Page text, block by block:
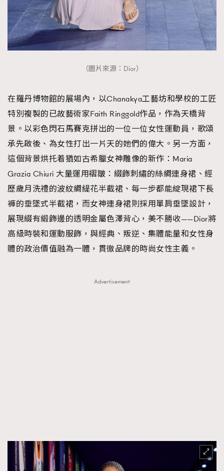
（圖片來源：Dior）
在羅丹博物館的展場內，以Chanakya工藝坊和學校的工匠
特別複製的已故藝術家Faith Ringgold作品，作為天橋背
景。以彩色閃石馬賽克拼出的一位一位女性運動員，歌頌
承先啟後、為女性打出一片天的她們的偉大。另一方面，
這個背景烘托着猶如古希臘女神雕像的新作：Maria
Grazia Chiuri 大量運用褶皺：綴飾刺繡的絲綢連身裙、經
歷歲月洗禮的波紋綢緹花半截裙、每一步都能綻現裙下長
褲的垂墜式半截裙，而女神連身裙則採用單肩垂墜設計，
展現綴有緞飾邊的透明金屬色澤背心，美不勝收——Dior將
高級時裝和運動服飾，與經典、叛逆、集體能量和女性身
體的政治價值融為一體，貫徹品牌的時尚女性主義。
Advertisement